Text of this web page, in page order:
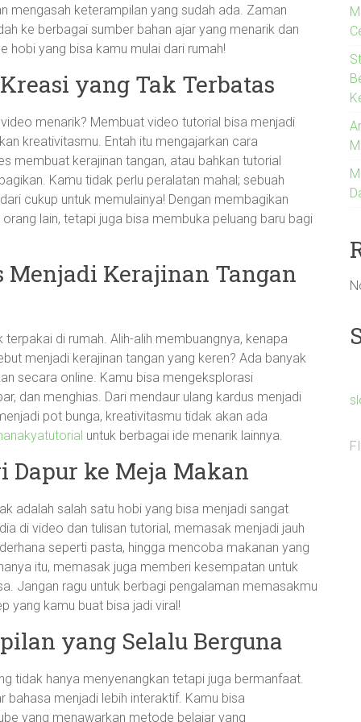
mengasah keterampilan yang sudah ada. Zaman
ke berbagai sumber bahan ajar yang menarik dan
hobi yang bisa kamu mulai dari rumah!
yang Tak Terbatas
menarik? Membuat video tutorial bisa menjadi
kreativitasmu. Entah itu mengajarkan cara
membuat kerajinan tangan, atau bahkan tutorial
Kamu tidak perlu peralatan mahal; sebuah
cukup untuk memulainya! Dengan membagikan
lain, tetapi juga bisa membuka peluang baru bagi
Menjadi Kerajinan Tangan
di rumah. Alih-alih membuangnya, kenapa
menjadi kerajinan tangan yang keren? Ada banyak
secara online. Kamu bisa mengeksplorasi
dan menghias. Dari mendaur ulang kardus menjadi
pot bunga, kreativitasmu tidak akan ada
untuk berbagai ide menarik lainnya.
Dapur ke Meja Makan
adalah salah satu hobi yang bisa menjadi sangat
di video dan tulisan tutorial, memasak menjadi jauh
seperti pasta, hingga mencoba makanan yang
itu, memasak juga memberi kesempatan untuk
Jangan ragu untuk berbagi pengalaman memasakmu
yang kamu buat bisa jadi viral!
yang Selalu Berguna
tidak hanya menyenangkan tetapi juga bermanfaat.
bahasa menjadi lebih interaktif. Kamu bisa
yang menawarkan metode belajar yang